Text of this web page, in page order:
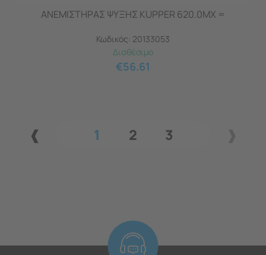
ΑΝΕΜΙΣΤΗΡΑΣ ΨΥΞΗΣ KUPPER 620.0MX =
Κωδικός: 20133053
Διαθέσιμο
€56.61
1 2 3